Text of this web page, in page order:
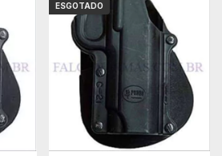
ESGOTADO